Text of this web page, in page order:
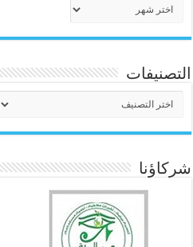
التصنيفات
شركاؤنا